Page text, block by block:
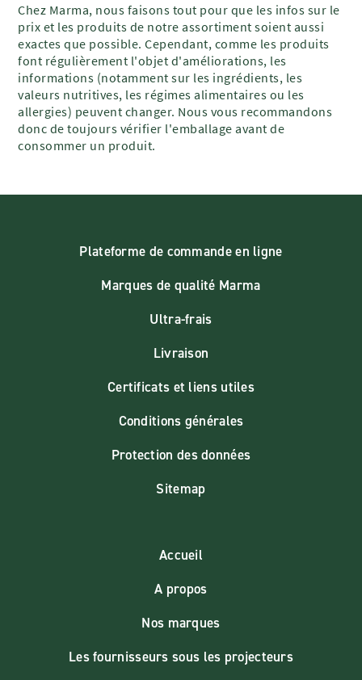
Chez Marma, nous faisons tout pour que les infos sur le
prix et les produits de notre assortiment soient aussi
exactes que possible. Cependant, comme les produits
font régulièrement l'objet d'améliorations, les
informations (notamment sur les ingrédients, les
valeurs nutritives, les régimes alimentaires ou les
allergies) peuvent changer. Nous vous recommandons
donc de toujours vérifier l'emballage avant de
consommer un produit.
Plateforme de commande en ligne
Marques de qualité Marma
Ultra-frais
Livraison
Certificats et liens utiles
Conditions générales
Protection des données
Sitemap
Accueil
A propos
Nos marques
Les fournisseurs sous les projecteurs